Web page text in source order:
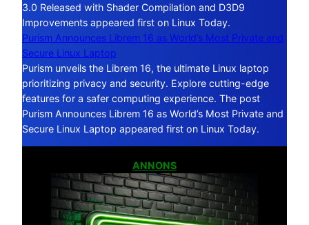
3.0 Released with Shader Compilation and D3D9
Improvements appeared first on Linux Today.
Purism Announces Librem 16 as World’s Most Private and
Secure Linux Laptop
Purism unveils the Librem 16, the ultimate Linux laptop
prioritizing privacy and security. Explore cutting-edge
features for a safer computing experience. The post
Purism Announces Librem 16 as World’s Most Private and
Secure Linux Laptop appeared first on Linux Today.
ANNONS